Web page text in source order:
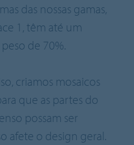
das nossas gamas,
1, têm até um
de 70%.
criamos mosaicos
que as partes do
possam ser
afete o design geral.